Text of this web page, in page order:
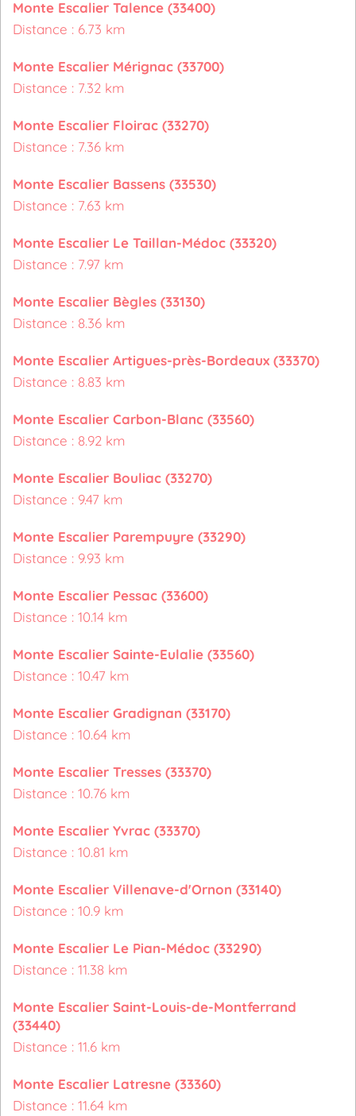
Monte Escalier Talence (33400)
Distance : 6.73 km
Monte Escalier Mérignac (33700)
Distance : 7.32 km
Monte Escalier Floirac (33270)
Distance : 7.36 km
Monte Escalier Bassens (33530)
Distance : 7.63 km
Monte Escalier Le Taillan-Médoc (33320)
Distance : 7.97 km
Monte Escalier Bègles (33130)
Distance : 8.36 km
Monte Escalier Artigues-près-Bordeaux (33370)
Distance : 8.83 km
Monte Escalier Carbon-Blanc (33560)
Distance : 8.92 km
Monte Escalier Bouliac (33270)
Distance : 9.47 km
Monte Escalier Parempuyre (33290)
Distance : 9.93 km
Monte Escalier Pessac (33600)
Distance : 10.14 km
Monte Escalier Sainte-Eulalie (33560)
Distance : 10.47 km
Monte Escalier Gradignan (33170)
Distance : 10.64 km
Monte Escalier Tresses (33370)
Distance : 10.76 km
Monte Escalier Yvrac (33370)
Distance : 10.81 km
Monte Escalier Villenave-d'Ornon (33140)
Distance : 10.9 km
Monte Escalier Le Pian-Médoc (33290)
Distance : 11.38 km
Monte Escalier Saint-Louis-de-Montferrand
(33440)
Distance : 11.6 km
Monte Escalier Latresne (33360)
Distance : 11.64 km